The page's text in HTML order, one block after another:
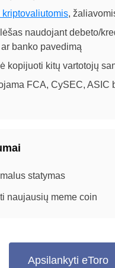
kriptovaliutomis,
lėšas naudojant debeto/
banko pavedimą
kopijuoti kitų vartotojų
FCA, CySEC, ASIC
statymas
naujausių meme coin
Apsilankyti eToro